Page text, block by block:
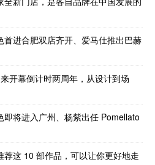
首进合肥双店齐开、爱马仕推出巴赫
开幕倒计时两周年，从设计到场
即将进入广州、杨紫出任 Pomellato
荐这 10 部作品，可以让你更好地走